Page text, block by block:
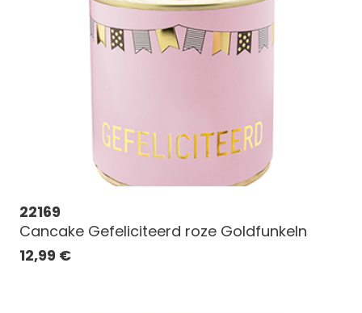
22169
Cancake Gefeliciteerd roze Goldfunkeln
12,99 €